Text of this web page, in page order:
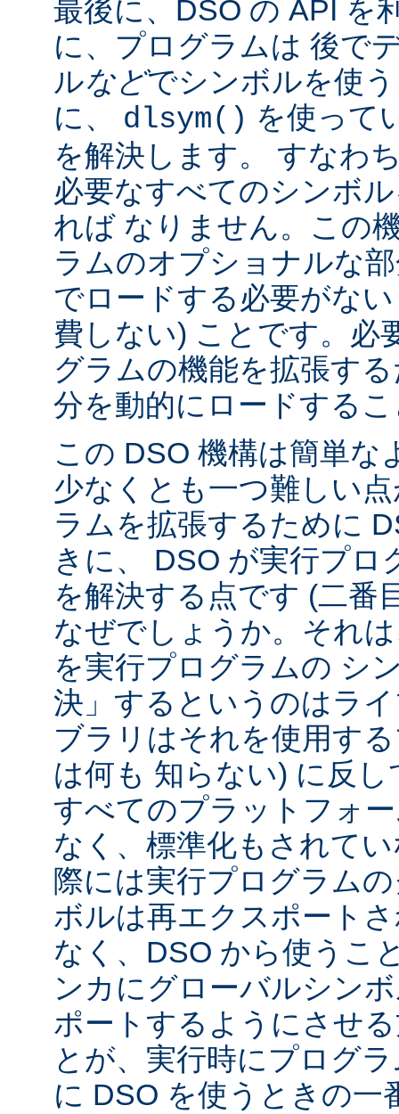
最後に、DSO の API を
に、プログラムは 後で
ルなどでシンボルを使
に、 dlsym() を使って
を解決します。 すなわ
必要なすべてのシンボ
れば なりません。この
ラムのオプショナルな
でロードする必要がな
費しない) ことです。必
グラムの機能を拡張す
分を動的にロードする
この DSO 機構は簡単な
少なくとも一つ難しい
ラムを拡張するために
きに、 DSO が実行プ
を解決する点です (二番
なぜでしょうか。それ
を実行プログラムの シ
決」するというのはラ
ブラリはそれを使用す
は何も 知らない) に反
すべてのプラットフォ
なく、標準化もされて
際には実行プログラム
ボルは再エクスポート
なく、DSO から使うこ
ンカにグローバルシン
ポートするようにさせ
とが、実行時にプログ
に DSO を使うときの一